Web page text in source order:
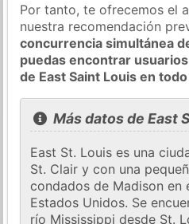
Por tanto, te ofrecemos el
nuestra recomendación
concurrencia simultánea
puedas encontrar
de East Saint Louis en
Más datos de East
East St. Louis es una
St. Clair y con una
condados de Madison en
Estados Unidos. Se
río Mississippi desde St.